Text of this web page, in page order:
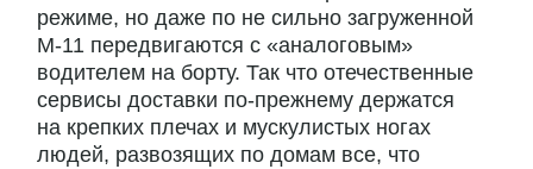
режиме, но даже по не сильно загруженной
М-11 передвигаются с «аналоговым»
водителем на борту. Так что отечественные
сервисы доставки по-прежнему держатся
на крепких плечах и мускулистых ногах
людей, развозящих по домам все, что